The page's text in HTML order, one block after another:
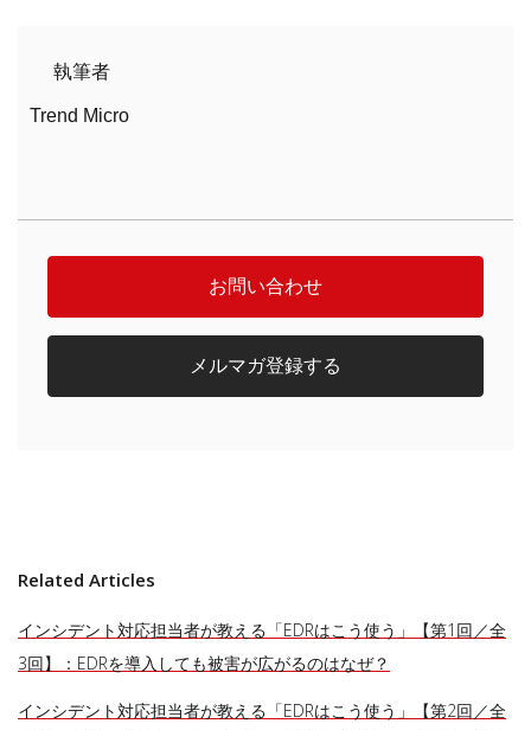
執筆者
Trend Micro
お問い合わせ
メルマガ登録する
Related Articles
インシデント対応担当者が教える「EDRはこう使う」【第1回／全
3回】：EDRを導入しても被害が広がるのはなぜ？
インシデント対応担当者が教える「EDRはこう使う」【第2回／全